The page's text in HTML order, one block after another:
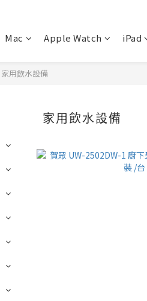
Mac Apple Watch iPad
家用飲水設備
家用飲水設備